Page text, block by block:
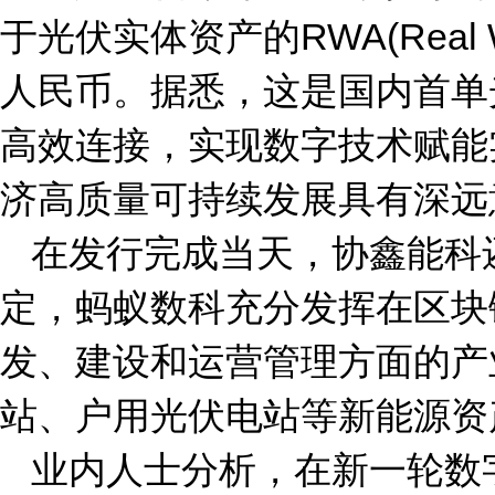
于光伏实体资产的
人民币。据悉，这是国内首
高效连接，实现数字技术赋
济高质量可持续发展具有深
在发行完成当天，协鑫能
定，蚂蚁数科充分发挥在区
发、建设和运营管理方面的
站、户用光伏电站等新能源
业内人士分析，在新一轮